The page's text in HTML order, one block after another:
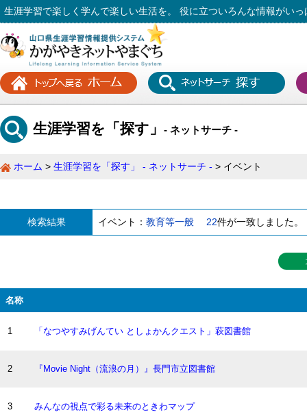
生涯学習で楽しく学んで楽しい生活を。 役に立ついろんな情報がいっ
生涯学習を「探す」 - ネットサーチ -
ホーム 生涯学習を「探す」 - ネットサーチ - イベント
検索結果 イベント： 教育等一般 22件が一致しました。
名称
1 「なつやすみげんてい としょかんクエスト」萩図書館
2 『Movie Night（流浪の月）』長門市立図書館
3 みんなの視点で彩る未来のときわマップ